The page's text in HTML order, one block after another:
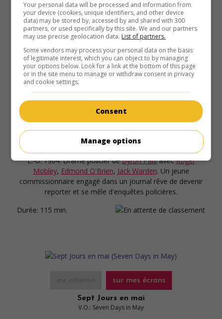
sur mes écrans
V.O.: Gallegher
É.-U. 1964. Drame policierde Byron Paul avec Roger
Mobley, Edmond O'Brien, Jack Warden. Un jeune
commissionnaire engagé dans un journal rêve de devenir
reporter et se mêle d'enquêtes policières.
Durée: 115 min.
sur mes écrans
Sept Jours en mai
V.O.: Seven Days in May
Your personal data will be processed and information from
your device (cookies, unique identifiers, and other device
data) may be stored by, accessed by and shared with 300
partners, or used specifically by this site. We and our partners
may use precise geolocation data. List of partners.
Some vendors may process your personal data on the basis
of legitimate interest, which you can object to by managing
your options below. Look for a link at the bottom of this page
or in the site menu to manage or withdraw consent in privacy
and cookie settings.
Consent
Manage options